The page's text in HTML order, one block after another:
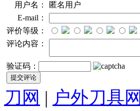
用户名：
匿名用户
E-mail：
评价等级：
评论内容：
验证码：
刀网 | 户外刀具网